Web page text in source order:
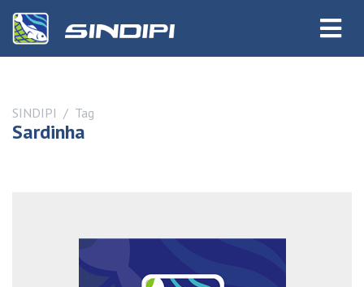
SINDIPI Tag
Sardinha